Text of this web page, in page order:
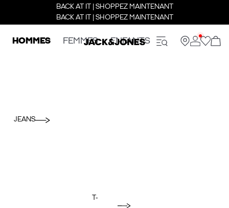
BACK AT IT | SHOPPEZ MAINTENANT
BACK AT IT | SHOPPEZ MAINTENANT
HOMMES FEMMES ENFANTS
JEANS
T-